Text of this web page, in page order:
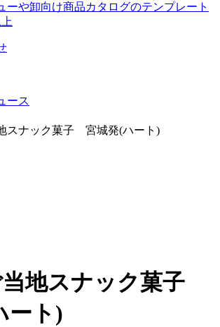
ーや卸向け商品カタログのテンプレート
ース
スナック菓子 宮城発(ハート)
当地スナック菓子
ート)